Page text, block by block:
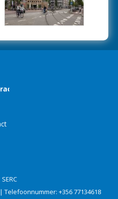
SERC
| Telefoonnummer: +356 77134618